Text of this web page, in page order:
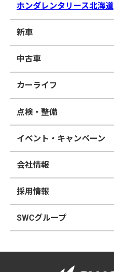
ホンダレンタリース北海道
新車
中古車
カーライフ
点検・整備
イベント・キャンペーン
会社情報
採用情報
SWCグループ